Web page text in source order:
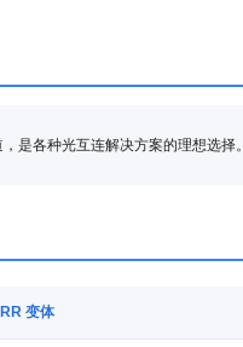
是各种光互连解决方案的理想选择。
RR 变体